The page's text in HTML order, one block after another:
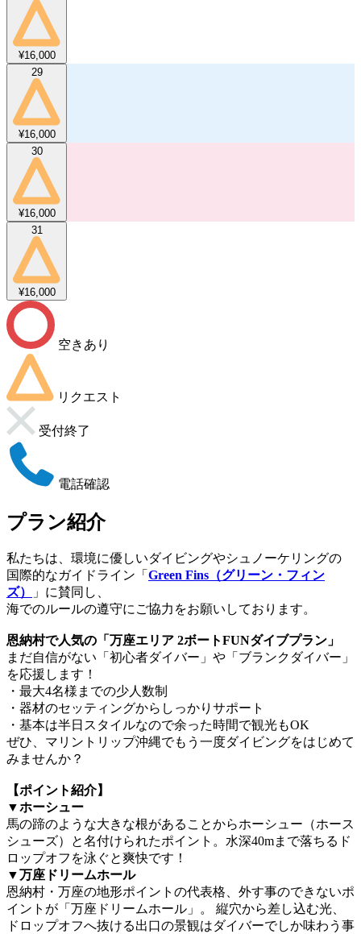
¥16,000
29
¥16,000
30
¥16,000
31
¥16,000
空きあり
リクエスト
受付終了
電話確認
プラン紹介
私たちは、環境に優しいダイビングやシュノーケリングの
国際的なガイドライン「 Green Fins（グリーン・フィン
ズ）
」に賛同し、
海でのルールの遵守にご協力をお願いしております。
恩納村で人気の「万座エリア 2ボートFUNダイブプラン」
まだ自信がない「初心者ダイバー」や「ブランクダイバー」
を応援します！
・最大4名様までの少人数制
・器材のセッティングからしっかりサポート
・基本は半日スタイルなので余った時間で観光もOK
ぜひ、マリントリップ沖縄でもう一度ダイビングをはじめて
みませんか？
【ポイント紹介】
▼ホーシュー
馬の蹄のような大きな根があることからホーシュー（ホース
シューズ）と名付けられたポイント。水深40mまで落ちるド
ロップオフを泳ぐと爽快です！
▼万座ドリームホール
恩納村・万座の地形ポイントの代表格、外す事のできないポ
イントが「万座ドリームホール」。 縦穴から差し込む光、
ドロップオフへ抜ける出口の景観はダイバーでしか味わう事